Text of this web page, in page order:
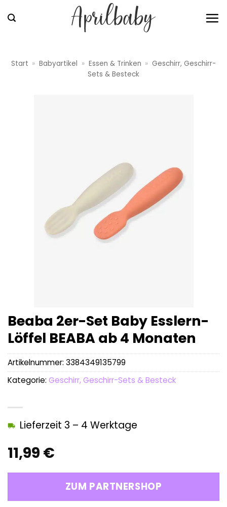
Inhalt
Start » Babyartikel » Essen & Trinken » Geschirr, Geschirr-
Sets & Besteck
Beaba 2er-Set Baby Esslern-
Löffel BEABA ab 4 Monaten
11,99 €
Lieferzeit 3 – 4 Werktage
ZUM PARTNERSHOP
Artikelnummer: 3384349135799
Kategorie: Geschirr, Geschirr-Sets & Besteck